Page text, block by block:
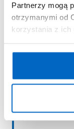
Partnerzy mogą
otrzymanymi od
korzystania z ich
Zapisując się
darmowych
pełnych
ekspertów,